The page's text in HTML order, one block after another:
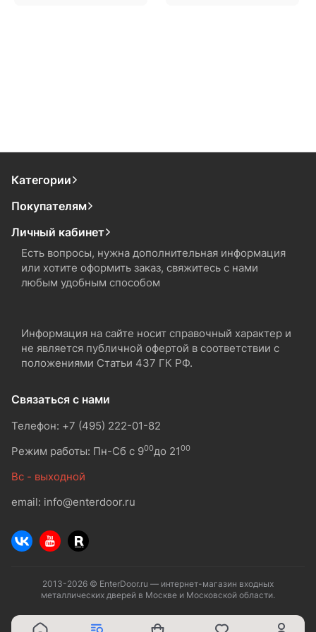
Категории
Покупателям
Личный кабинет
Есть вопросы, нужна дополнительная информация
или хотите оформить заказ, свяжитесь с нами
любым удобным способом
Информация на сайте носит справочный характер и
не является публичной офертой в соответствии с
положениями Статьи 437 ГК РФ.
Связаться с нами
Телефон: +7 (495) 222-01-82
Режим работы: Пн-Сб с 900до 2100
Вс - выходной
email: info@enterdoor.ru
2013-2026 © EnterDoor.ru — интернет-магазин входных
металлических дверей в Москве и Московской области.